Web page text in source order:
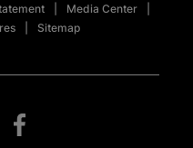
Media Center
Sitemap